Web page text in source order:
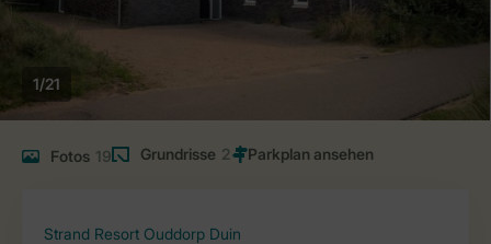
1/21
Fotos 19 Grundrisse 2
Strand Resort Ouddorp Duin